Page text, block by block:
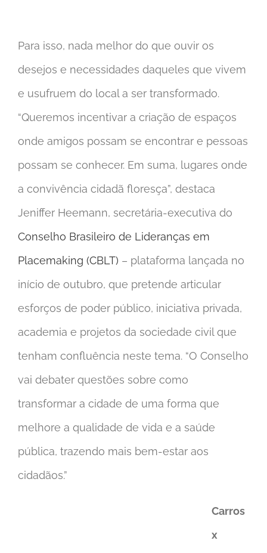
Para isso, nada melhor do que ouvir os
desejos e necessidades daqueles que vivem
e usufruem do local a ser transformado.
“Queremos incentivar a criação de espaços
onde amigos possam se encontrar e pessoas
possam se conhecer. Em suma, lugares onde
a convivência cidadã floresça”, destaca
Jeniffer Heemann, secretária-executiva do
Conselho Brasileiro de Lideranças em
Placemaking (CBLT) – plataforma lançada no
início de outubro, que pretende articular
esforços de poder público, iniciativa privada,
academia e projetos da sociedade civil que
tenham confluência neste tema. “O Conselho
vai debater questões sobre como
transformar a cidade de uma forma que
melhore a qualidade de vida e a saúde
pública, trazendo mais bem-estar aos
cidadãos.”
Carros
x